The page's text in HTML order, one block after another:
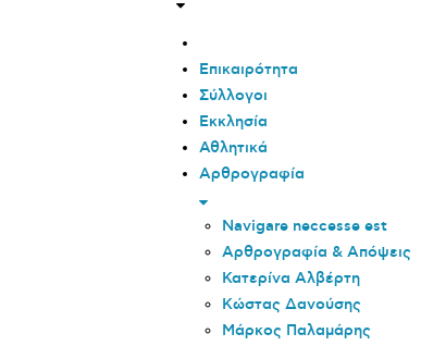
Επικαιρότητα
Σύλλογοι
Εκκλησία
Αθλητικά
Αρθρογραφία
Navigare neccesse est
Αρθρογραφία & Απόψεις
Κατερίνα Αλβέρτη
Κώστας Δανούσης
Μάρκος Παλαμάρης